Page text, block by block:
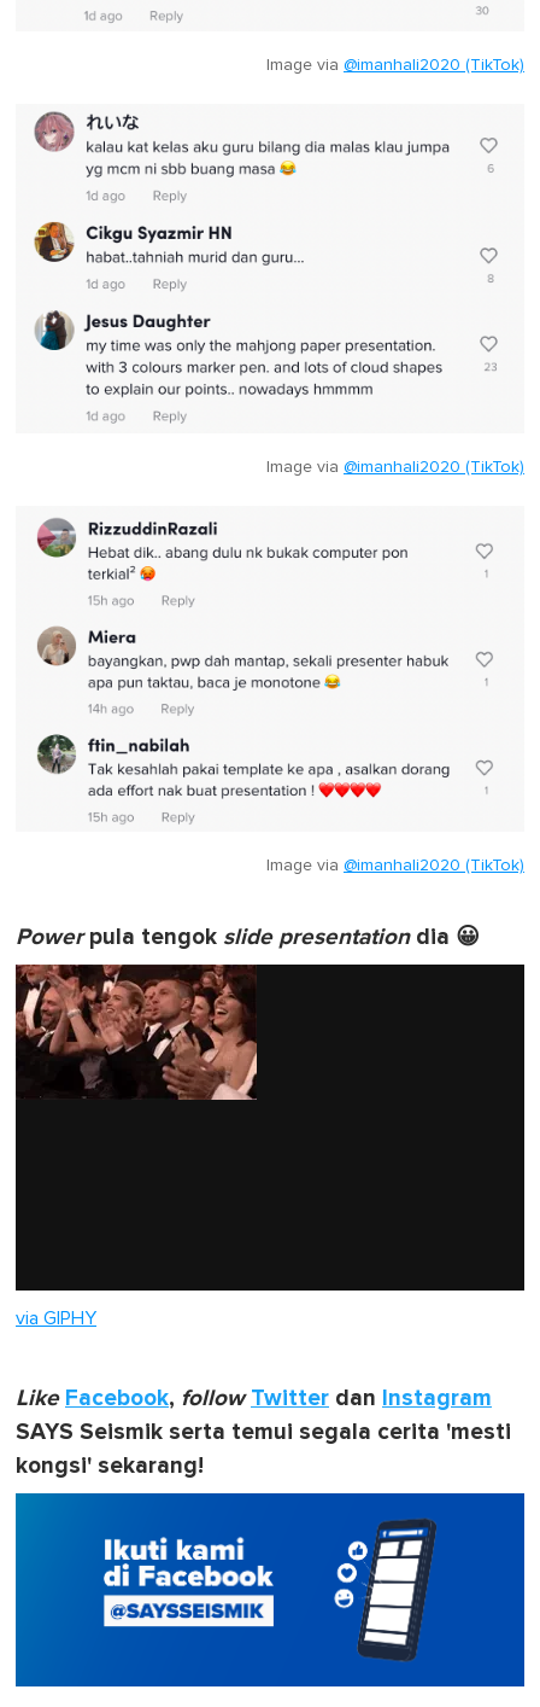
Image via @imanhali2020 (TikTok)
Image via @imanhali2020 (TikTok)
Image via @imanhali2020 (TikTok)
Powerpula tengok slide presentationdia 😀
via GIPHY
Like Facebook, follow Twitter dan Instagram
SAYS Seismik serta temui segala cerita 'mesti
kongsi' sekarang!